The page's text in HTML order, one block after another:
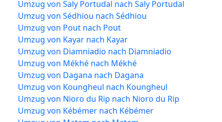
Umzug von Saly Portudal nach Saly Portudal
Umzug von Sédhiou nach Sédhiou
Umzug von Pout nach Pout
Umzug von Kayar nach Kayar
Umzug von Diamniadio nach Diamniadio
Umzug von Mékhé nach Mékhé
Umzug von Dagana nach Dagana
Umzug von Koungheul nach Koungheul
Umzug von Nioro du Rip nach Nioro du Rip
Umzug von Kébémer nach Kébémer